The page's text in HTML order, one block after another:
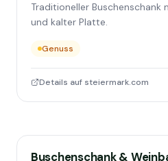
Traditioneller Buschenschank
und kalter Platte.
Genuss
Details auf steiermark.com
Buschenschank &